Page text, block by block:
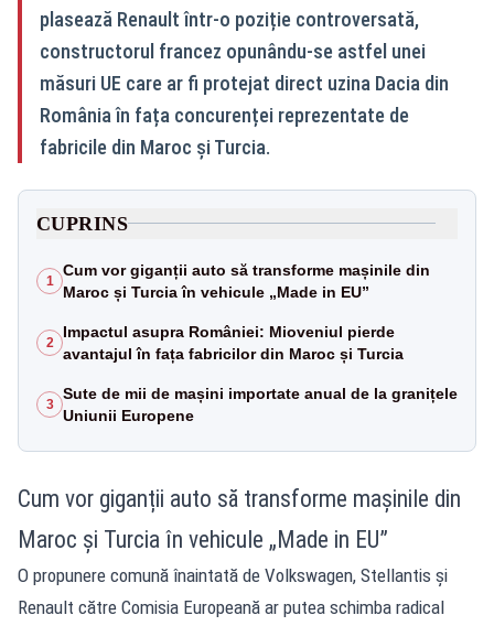
plasează Renault într-o poziție controversată,
constructorul francez opunându-se astfel unei
măsuri UE care ar fi protejat direct uzina Dacia din
România în fața concurenței reprezentate de
fabricile din Maroc și Turcia.
CUPRINS
1
Cum vor giganții auto să transforme mașinile din
Maroc și Turcia în vehicule „Made in EU”
2
Impactul asupra României: Mioveniul pierde
avantajul în fața fabricilor din Maroc și Turcia
3
Sute de mii de mașini importate anual de la granițele
Uniunii Europene
Cum vor giganții auto să transforme mașinile din
Maroc și Turcia în vehicule „Made in EU”
O propunere comună înaintată de Volkswagen, Stellantis și
Renault către Comisia Europeană ar putea schimba radical